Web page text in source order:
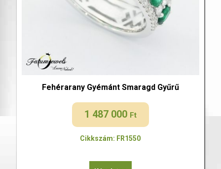
Fehérarany Gyémánt Smaragd Gyűrű
1 487 000 Ft
Cikkszám: FR1550